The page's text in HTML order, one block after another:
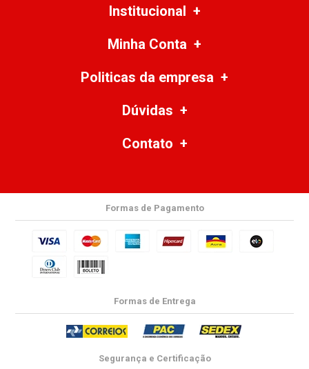
Institucional
Minha Conta
Politicas da empresa
Dúvidas
Contato
Formas de Pagamento
Formas de Entrega
Segurança e Certificação